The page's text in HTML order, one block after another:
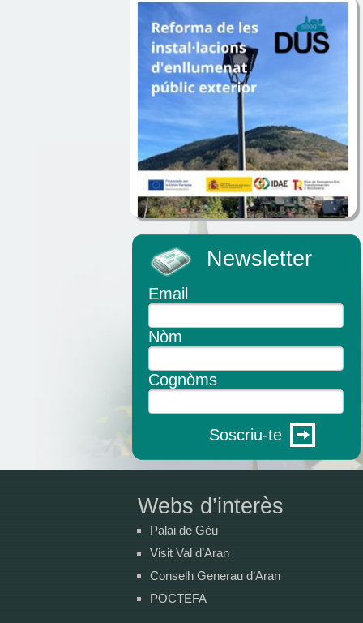
Newsletter
Email
Nòm
Cognòms
Soscriu-te
Webs d’interès
Palai de Gèu
Visit Val d’Aran
Conselh Generau d’Aran
POCTEFA